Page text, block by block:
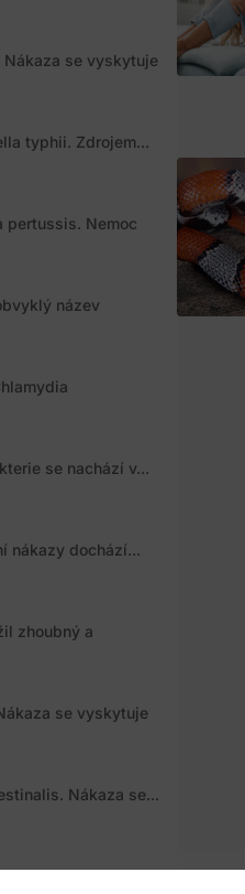
se vyskytuje
typhii. Zdrojem...
pertussis. Nemoc
název
se nachází v...
nákazy dochází...
zhoubný a
se vyskytuje
Nákaza se...
řečiště. Riziko...